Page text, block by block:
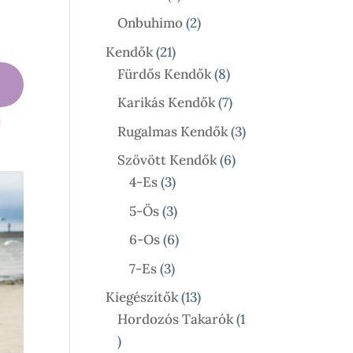
Termék
Onbuhimo 22
Kendők 2121
Termék
Fürdős Kendők 88
Termék
Karikás Kendők 77
Termék
Rugalmas Kendők 33
Szövött Kendők 66
4-Es 33
Termék
5-Ös 33
Termék
6-Os 66
7-Es 33
Termék
Kiegészítők 1313
Termék
Hordozós Takarók 1
1